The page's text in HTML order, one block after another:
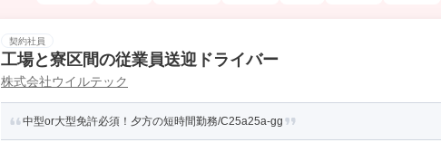
契約社員
工場と寮区間の従業員送迎ドライバー
株式会社ウイルテック
中型or大型免許必須！夕方の短時間勤務/C25a25a-gg